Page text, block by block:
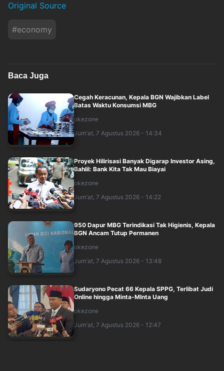
Original Source
#economy
Baca Juga
Cegah Keracunan, Kepala BGN Wajibkan Label
Batas Waktu Konsumsi MBG
okezone
Jum'at, 7 Agustus 2026 - 14:34
Proyek Hilirisasi Banyak Digarap Investor Asing,
Bahlil: Bank Kita Tak Mau Biayai
okezone
Jum'at, 7 Agustus 2026 - 14:22
950 Dapur MBG Terindikasi Tak Higienis, Kepala
BGN Ancam Tutup Permanen
okezone
Jum'at, 7 Agustus 2026 - 13:48
Sudaryono Pecat 66 Kepala SPPG, Terlibat Judi
Online hingga Minta-MInta Uang
okezone
Jum'at, 7 Agustus 2026 - 12:47